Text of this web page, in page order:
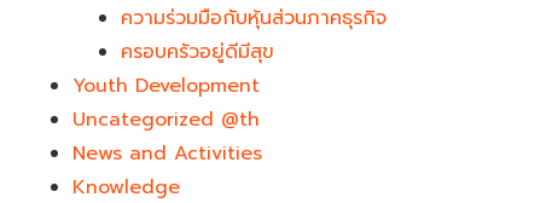
ความร่วมมือกับหุ้นส่วนภาคธุรกิจ
ครอบครัวอยู่ดีมีสุข
Youth Development​
Uncategorized @th
News and Activities
Knowledge